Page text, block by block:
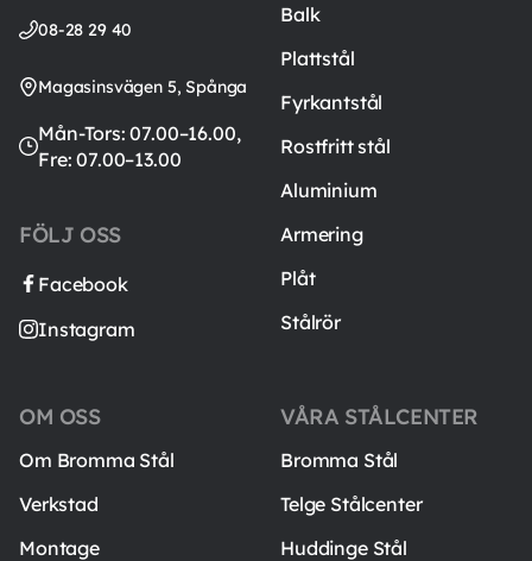
08-28 29 40
Magasinsvägen 5, Spånga
Mån-Tors: 07.00–16.00,
Fre: 07.00–13.00
FÖLJ OSS
Facebook
Instagram
Balk
Plattstål
Fyrkantstål
Rostfritt stål
Aluminium
Armering
Plåt
Stålrör
VÅRA STÅLCENTER
Bromma Stål
Telge Stålcenter
Huddinge Stål
OM OSS
Om Bromma Stål
Verkstad
Montage